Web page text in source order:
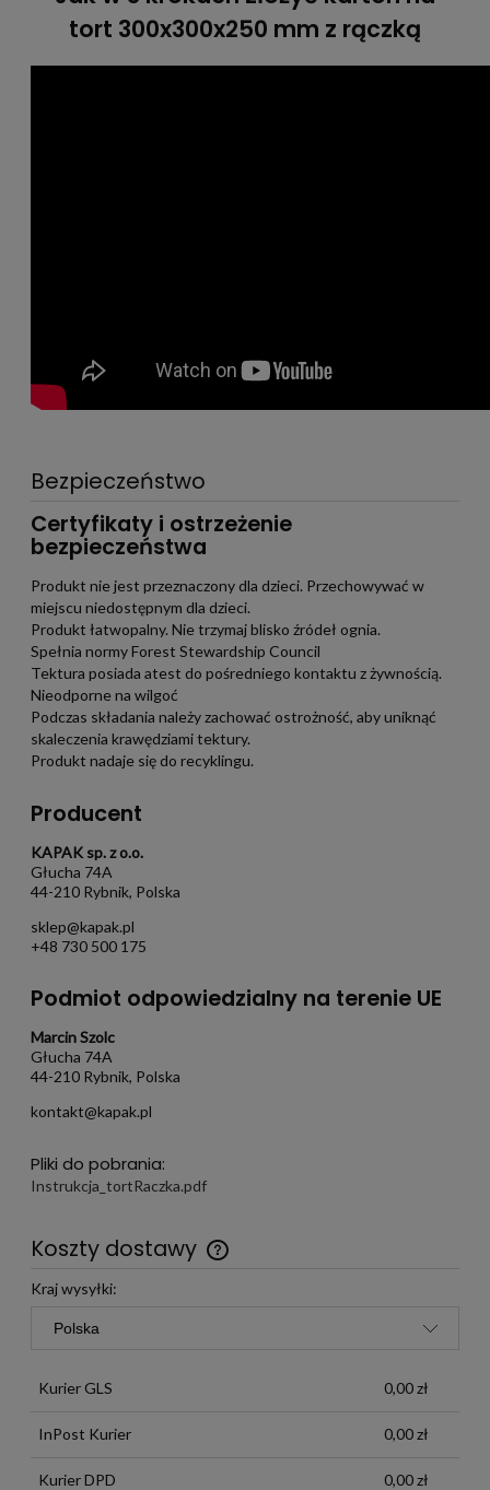
tort 300x300x250 mm z rączką
Bezpieczeństwo
Certyfikaty i ostrzeżenie
bezpieczeństwa
Produkt nie jest przeznaczony dla dzieci. Przechowywać w
miejscu niedostępnym dla dzieci.
Produkt łatwopalny. Nie trzymaj blisko źródeł ognia.
Spełnia normy Forest Stewardship Council
Tektura posiada atest do pośredniego kontaktu z żywnością.
Nieodporne na wilgoć
Podczas składania należy zachować ostrożność, aby uniknąć
skaleczenia krawędziami tektury.
Produkt nadaje się do recyklingu.
Producent
KAPAK sp. z o.o.
Głucha 74A
44-210 Rybnik, Polska
sklep@kapak.pl
+48 730 500 175
Podmiot odpowiedzialny na terenie UE
Marcin Szolc
Głucha 74A
44-210 Rybnik, Polska
kontakt@kapak.pl
Pliki do pobrania:
Instrukcja_tortRaczka.pdf
Koszty dostawy
Darmowa wysyłka już od 299 zł
Kraj wysyłki:
Kurier GLS 0,00 zł
InPost Kurier 0,00 zł
Kurier DPD 0,00 zł